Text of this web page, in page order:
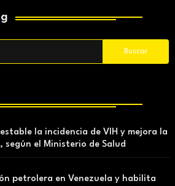
la incidencia de VIH y mejora la
según el Ministerio de Salud
petrolera en Venezuela y habilita